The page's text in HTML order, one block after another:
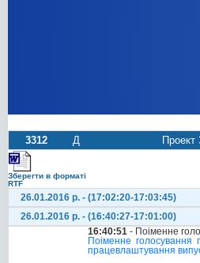
3312 Д Проект
Зберегти в форматі
RTF
26.01.2016 р. - (17:02:20-17:03:45)
26.01.2016 р. - (16:40:27-17:01:00)
16:40:51 - Поіменне
Поіменне
працевлаштування